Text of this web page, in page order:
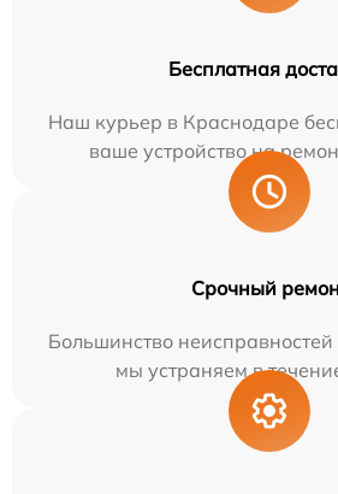
Бесплатная
Наш курьер в Краснодаре
ваше устройство на
Срочный
Большинство
мы устраняем в